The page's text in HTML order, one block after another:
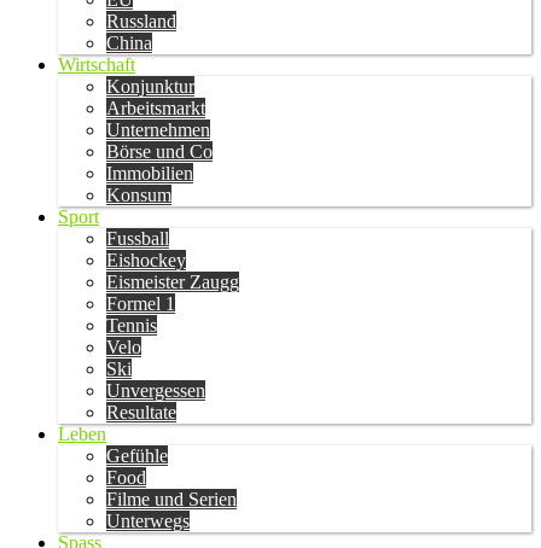
Russland
China
Wirtschaft
Konjunktur
Arbeitsmarkt
Unternehmen
Börse und Co
Immobilien
Konsum
Sport
Fussball
Eishockey
Eismeister Zaugg
Formel 1
Tennis
Velo
Ski
Unvergessen
Resultate
Leben
Gefühle
Food
Filme und Serien
Unterwegs
Spass